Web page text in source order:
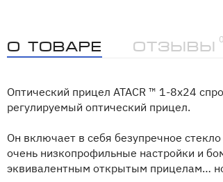
О товаре Отзывы
0
Оптический прицел ATACR ™ 1-8x24
регулируемый оптический прицел.
Он включает в себя безупречное
очень низкопрофильные настройки и
эквивалентным открытым прицелам…